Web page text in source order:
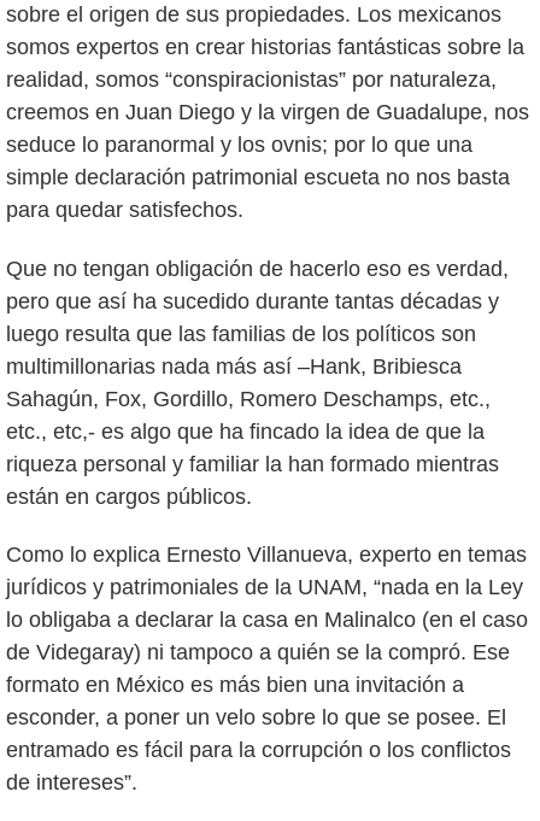
sobre el origen de sus propiedades. Los mexicanos
somos expertos en crear historias fantásticas sobre la
realidad, somos “conspiracionistas” por naturaleza,
creemos en Juan Diego y la virgen de Guadalupe, nos
seduce lo paranormal y los ovnis; por lo que una
simple declaración patrimonial escueta no nos basta
para quedar satisfechos.
Que no tengan obligación de hacerlo eso es verdad,
pero que así ha sucedido durante tantas décadas y
luego resulta que las familias de los políticos son
multimillonarias nada más así –Hank, Bribiesca
Sahagún, Fox, Gordillo, Romero Deschamps, etc.,
etc., etc,- es algo que ha fincado la idea de que la
riqueza personal y familiar la han formado mientras
están en cargos públicos.
Como lo explica Ernesto Villanueva, experto en temas
jurídicos y patrimoniales de la UNAM, “nada en la Ley
lo obligaba a declarar la casa en Malinalco (en el caso
de Videgaray) ni tampoco a quién se la compró. Ese
formato en México es más bien una invitación a
esconder, a poner un velo sobre lo que se posee. El
entramado es fácil para la corrupción o los conflictos
de intereses”.